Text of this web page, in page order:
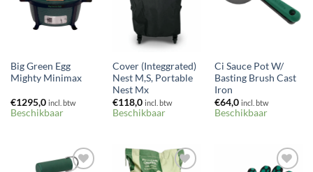
Big Green Egg
Mighty Minimax
€1295,0 incl. btw
Beschikbaar
Cover (Integgrated)
Nest M,S, Portable
Nest Mx
€118,0 incl. btw
Beschikbaar
Ci Sauce Pot W/
Basting Brush Cast
Iron
€64,0 incl. btw
Beschikbaar